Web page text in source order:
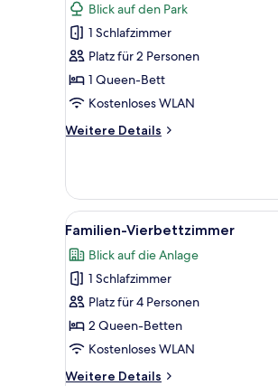
Blick auf den Park
1 Schlafzimmer
Platz für 2 Personen
1 Queen-Bett
Kostenloses WLAN
Weitere Details
Weitere
Doppelzimmer
Alle
Fotos
für
Familien-
Vierbettzimmer
anzeigen
10
Familien-Vierbettzimmer
Blick auf die Anlage
1 Schlafzimmer
Platz für 4 Personen
2 Queen-Betten
Kostenloses WLAN
Weitere Details
Weitere